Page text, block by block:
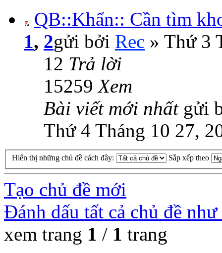
QB::Khẩn:: Cần tìm
1, 2gửi bởi Rec » Thứ 3
12 Trả lời
15259Xem
Bài viết mới nhất gửi
Thứ 4 Tháng 10 27,
Hiển thị những chủ đề cách đây: Sắp xếp theo
Tạo chủ đề mới
Đánh dấu tất cả chủ đề
xem trang 1 / 1 trang